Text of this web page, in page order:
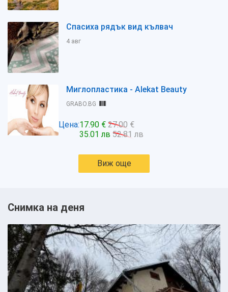
Спасиха рядък вид кълвач
4 авг
Миглопластика - Alekat Beauty
GRABO.BG
Цена:17.90 € 27.00 €
35.01 лв 52.81 лв
Виж още
Снимка на деня